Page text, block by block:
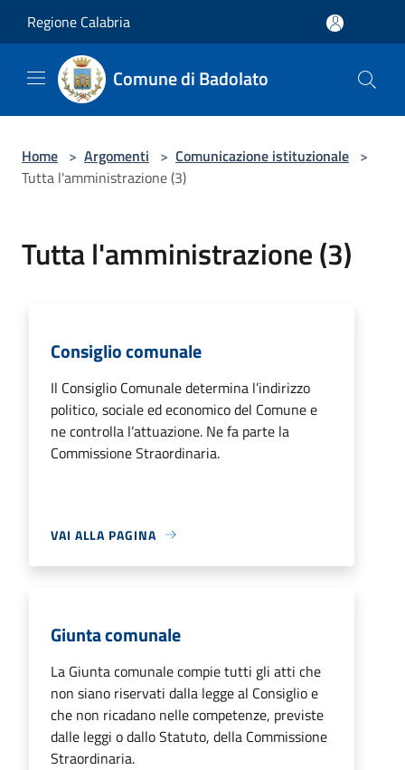
Regione Calabria
Comune di Badolato
Home > Argomenti > Comunicazione istituzionale >
Tutta l'amministrazione (3)
Tutta l'amministrazione (3)
Consiglio comunale
Il Consiglio Comunale determina l’indirizzo
politico, sociale ed economico del Comune e
ne controlla l’attuazione. Ne fa parte la
Commissione Straordinaria.
VAI ALLA PAGINA
Giunta comunale
La Giunta comunale compie tutti gli atti che
non siano riservati dalla legge al Consiglio e
che non ricadano nelle competenze, previste
dalle leggi o dallo Statuto, della Commissione
Straordinaria.